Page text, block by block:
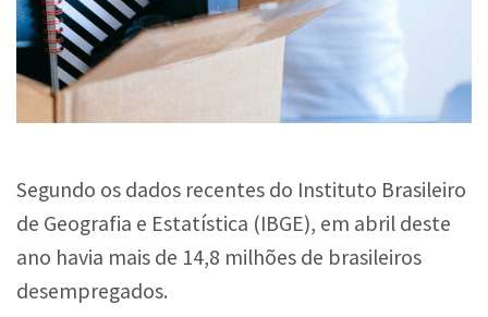
Segundo os dados recentes do Instituto Brasileiro
de Geografia e Estatística (IBGE), em abril deste
ano havia mais de 14,8 milhões de brasileiros
desempregados.